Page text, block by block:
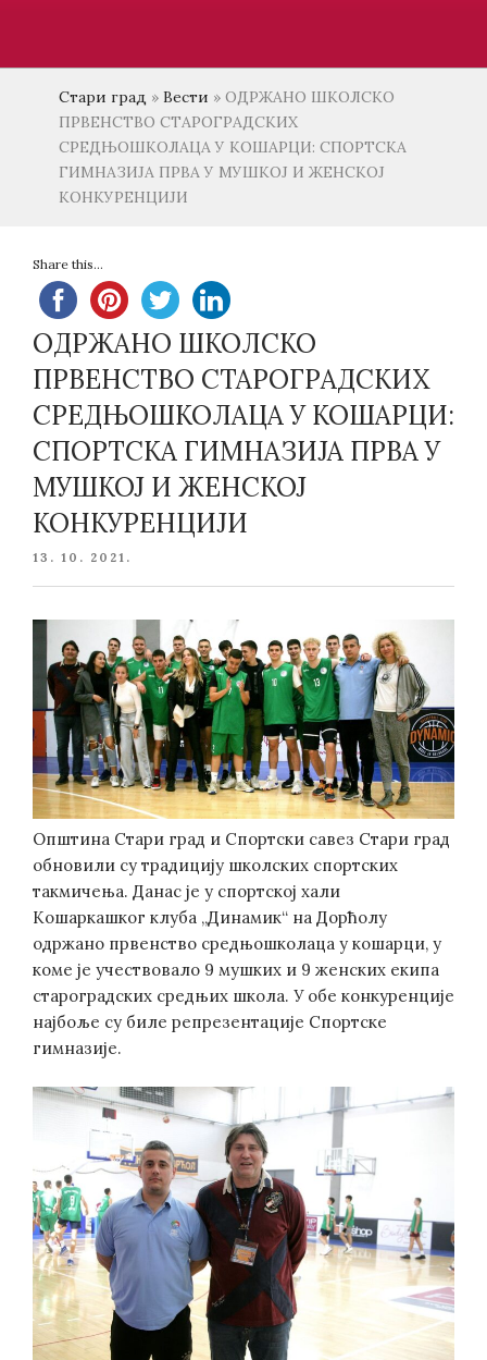
Стари град » Вести » ОДРЖАНО ШКОЛСКО
ПРВЕНСТВО СТАРОГРАДСКИХ
СРЕДЊОШКОЛАЦА У КОШАРЦИ: СПОРТСКА
ГИМНАЗИЈА ПРВА У МУШКОЈ И ЖЕНСКОЈ
КОНКУРЕНЦИЈИ
Share this...
ОДРЖАНО ШКОЛСКО
ПРВЕНСТВО СТАРОГРАДСКИХ
СРЕДЊОШКОЛАЦА У КОШАРЦИ:
СПОРТСКА ГИМНАЗИЈА ПРВА У
МУШКОЈ И ЖЕНСКОЈ
КОНКУРЕНЦИЈИ
POSTED
13. 10. 2021.
Општина Стари град и Спортски савез Стари град
обновили су традицију школских спортских
такмичења. Данас је у спортској хали
Кошаркашког клуба „Динамик“ на Дорћолу
одржано првенство средњошколаца у кошарци, у
коме је учествовало 9 мушких и 9 женских екипа
староградских средњих школа. У обе конкуренције
најбоље су биле репрезентације Спортске
гимназије.